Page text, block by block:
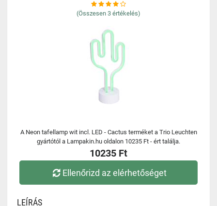
(Összesen 3 értékelés)
A Neon tafellamp wit incl. LED - Cactus terméket a Trio Leuchten
gyártótól a Lampakin.hu oldalon 10235 Ft - ért találja.
10235 Ft
Ellenőrizd az elérhetőséget
LEÍRÁS